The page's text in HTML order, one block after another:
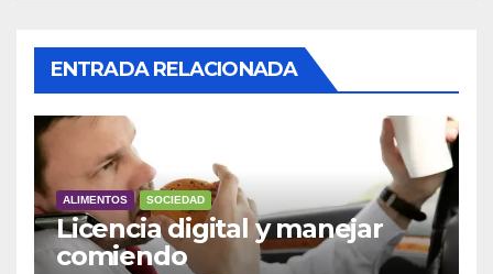
ENTRADA RELACIONADA
ALIMENTOS SOCIEDAD
Licencia digital y manejar
comiendo